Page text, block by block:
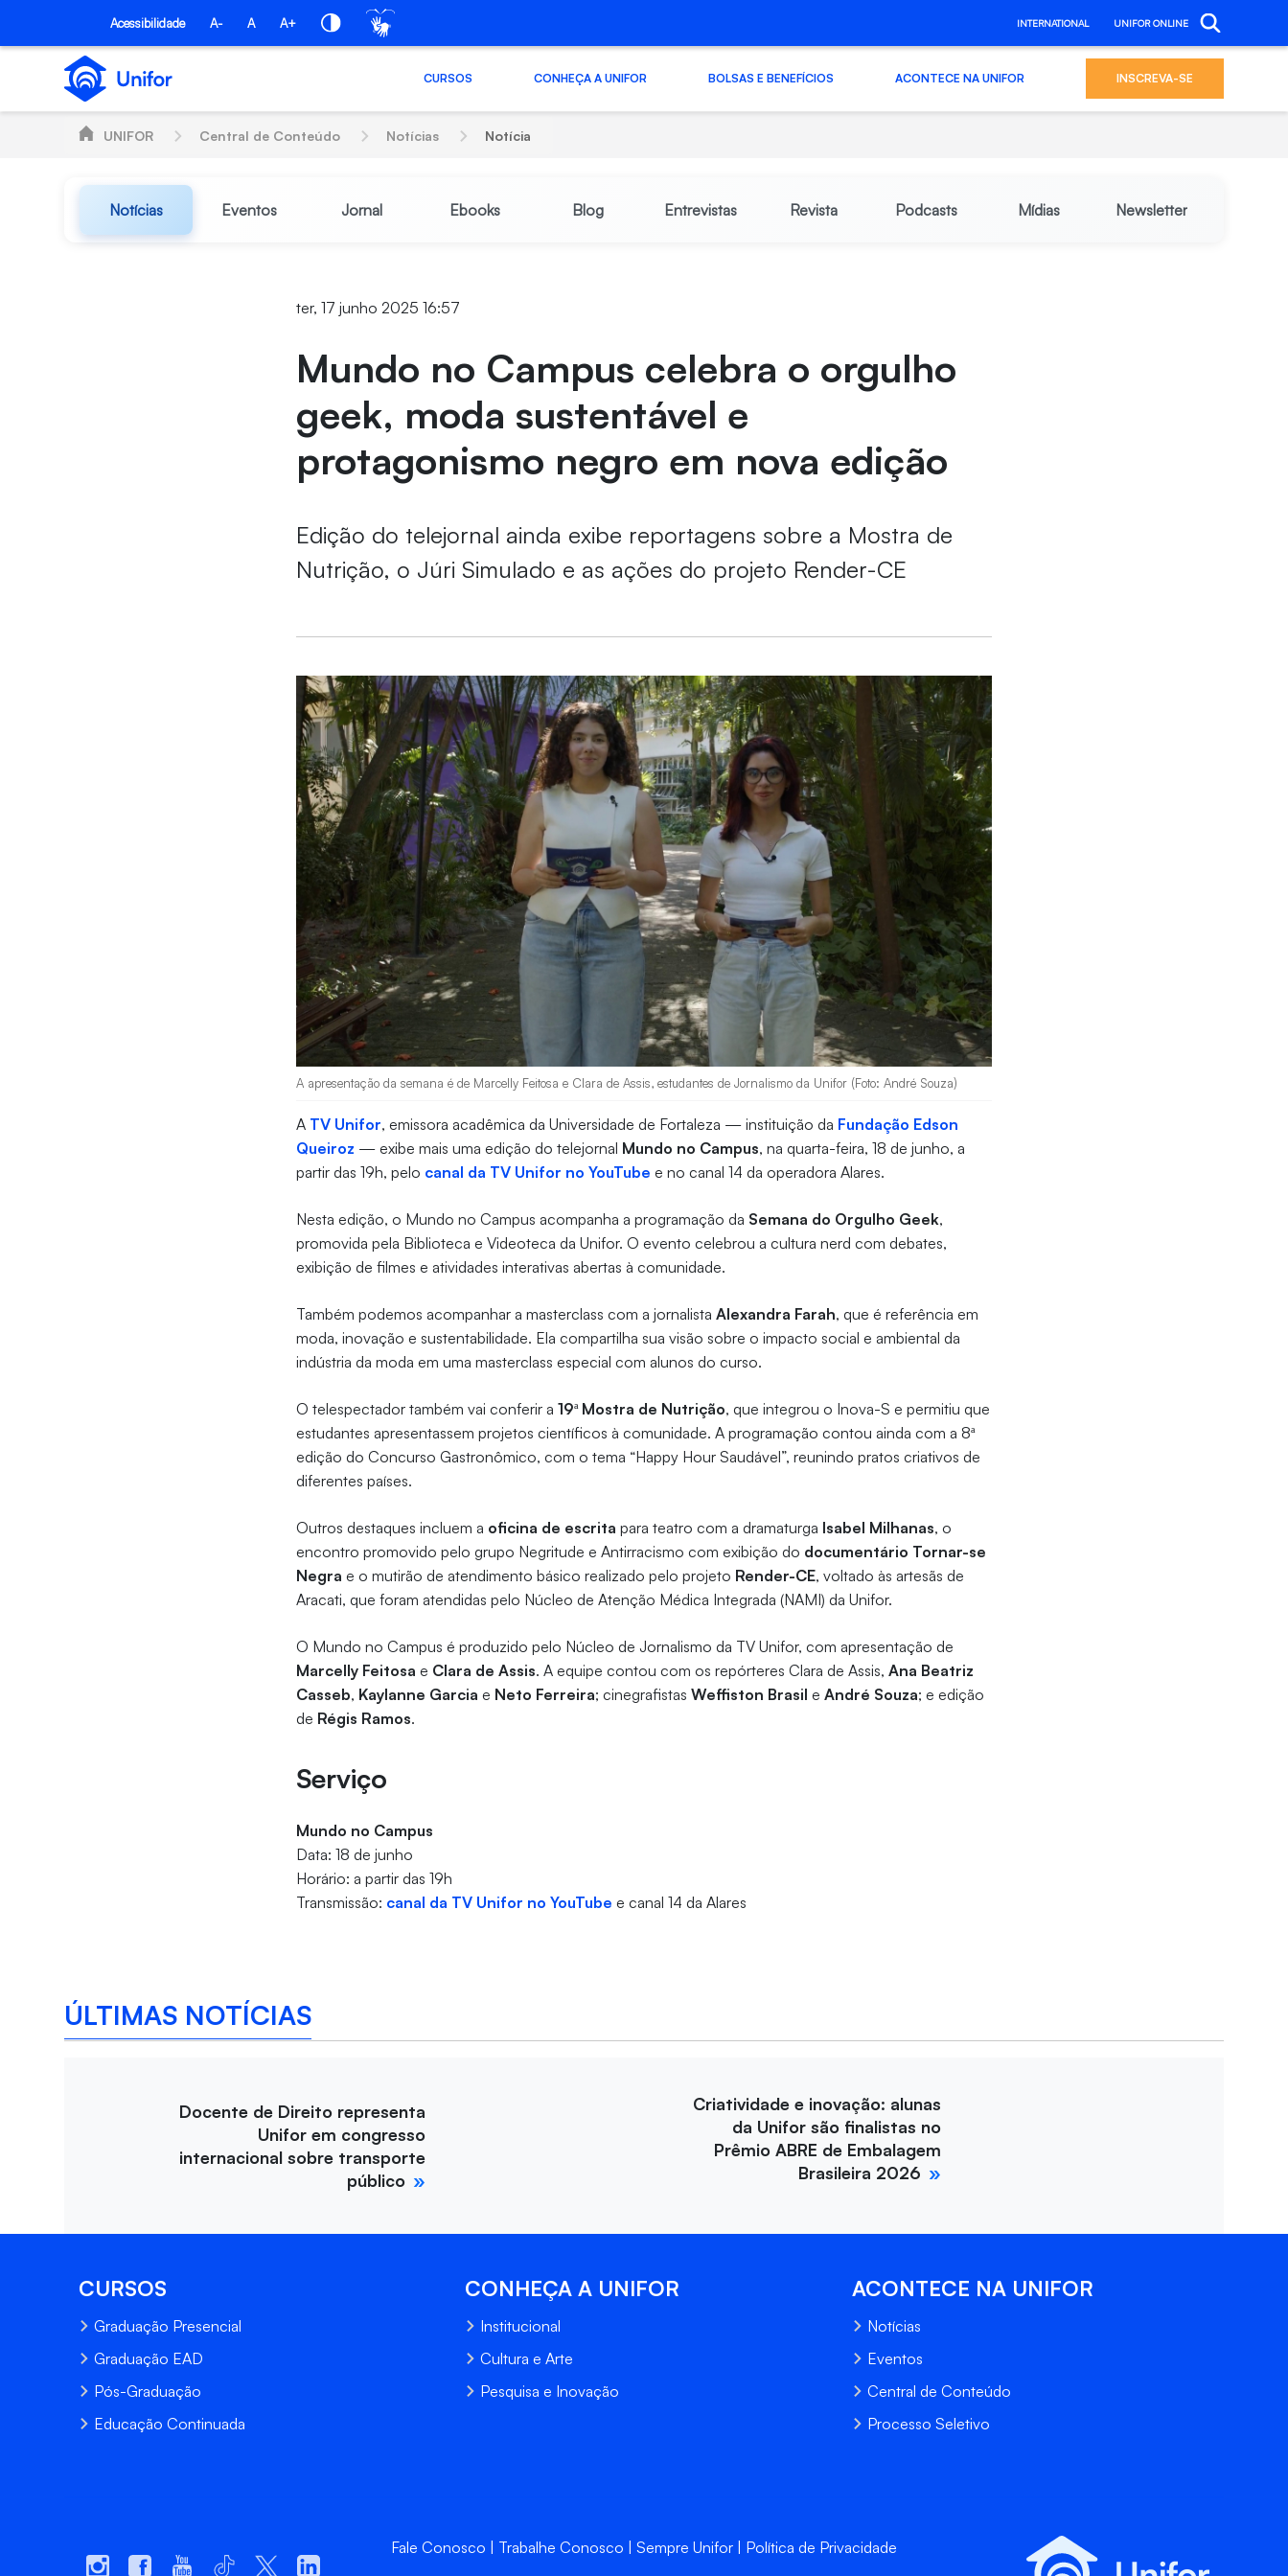
Pular para o Conteúdo principal
Acessibilidade A- A A+ INTERNATIONAL UNIFOR ONLINE
CURSOS CONHEÇA A UNIFOR BOLSAS E BENEFÍCIOS ACONTECE NA UNIFOR INSCREVA-SE
UNIFOR Central de Conteúdo Notícias Notícia
Notícias Eventos Jornal Ebooks Blog Entrevistas Revista Podcasts Mídias Newsletter
ter, 17 junho 2025 16:57
Mundo no Campus celebra o orgulho
geek, moda sustentável e
protagonismo negro em nova edição
Edição do telejornal ainda exibe reportagens sobre a Mostra de
Nutrição, o Júri Simulado e as ações do projeto Render-CE
A apresentação da semana é de Marcelly Feitosa e Clara de Assis, estudantes de Jornalismo da Unifor (Foto: André Souza)
A TV Unifor, emissora acadêmica da Universidade de Fortaleza — instituição da Fundação Edson
Queiroz — exibe mais uma edição do telejornal Mundo no Campus, na quarta-feira, 18 de junho, a
partir das 19h, pelo canal da TV Unifor no YouTube e no canal 14 da operadora Alares.
Nesta edição, o Mundo no Campus acompanha a programação da Semana do Orgulho Geek,
promovida pela Biblioteca e Videoteca da Unifor. O evento celebrou a cultura nerd com debates,
exibição de filmes e atividades interativas abertas à comunidade.
Também podemos acompanhar a masterclass com a jornalistaAlexandra Farah, que é referência em
moda, inovação e sustentabilidade. Ela compartilha sua visão sobre o impacto social e ambiental da
indústria da moda em uma masterclass especial com alunos do curso.
O telespectador também vai conferir a19ª Mostra de Nutrição, que integrou o Inova-S e permitiu que
estudantes apresentassem projetos científicos à comunidade. A programação contou ainda com a 8ª
edição do Concurso Gastronômico, com o tema “Happy Hour Saudável”, reunindo pratos criativos de
diferentes países.
Outros destaques incluem a oficina de escrita para teatro com a dramaturga Isabel Milhanas, o
encontro promovido pelo grupo Negritude e Antirracismo com exibição do documentário Tornar-se
Negrae o mutirão de atendimento básico realizado pelo projeto Render-CE, voltado às artesãs de
Aracati, que foram atendidas pelo Núcleo de Atenção Médica Integrada (NAMI) da Unifor.
O Mundo no Campus é produzido pelo Núcleo de Jornalismo da TV Unifor, com apresentação de
Marcelly Feitosa e Clara de Assis. A equipe contou com os repórteres Clara de Assis,Ana Beatriz
Casseb, Kaylanne Garcia e Neto Ferreira; cinegrafistasWeffiston Brasil eAndré Souza; e edição
de Régis Ramos.
Serviço
Mundo no Campus
Data: 18 de junho
Horário: a partir das 19h
Transmissão: canal da TV Unifor no YouTube e canal 14 da Alares
ÚLTIMAS NOTÍCIAS
Docente de Direito representa
Unifor em congresso
internacional sobre transporte
público
Criatividade e inovação: alunas
da Unifor são finalistas no
Prêmio ABRE de Embalagem
Brasileira 2026
CURSOS
Graduação Presencial
Graduação EAD
Pós-Graduação
Educação Continuada
CONHEÇA A UNIFOR
Institucional
Cultura e Arte
Pesquisa e Inovação
ACONTECE NA UNIFOR
Notícias
Eventos
Central de Conteúdo
Processo Seletivo
Fale Conosco Trabalhe Conosco Sempre Unifor Política de Privacidade